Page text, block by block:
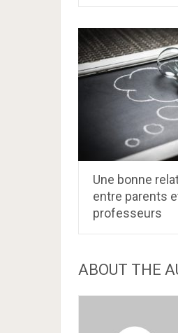
Une bonne
entre parents
professeurs
ABOUT THE